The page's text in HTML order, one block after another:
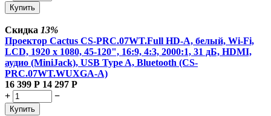
Купить
Скидка 13%
Проектор Cactus CS-PRC.07WT.Full HD-A, белый, Wi-Fi,
LCD, 1920 x 1080, 45-120", 16:9, 4:3, 2000:1, 31 дБ, HDMI,
аудио (MiniJack), USB Type A, Bluetooth (CS-
PRC.07WT.WUXGA-A)
16 399 Р 14 297 Р
+
−
Купить